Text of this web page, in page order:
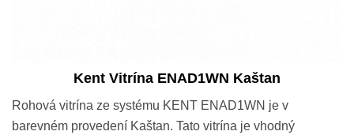
Kent Vitrína ENAD1WN Kaštan
Rohová vitrína ze systému KENT ENAD1WN je v
barevném provedení Kaštan. Tato vitrína je vhodný